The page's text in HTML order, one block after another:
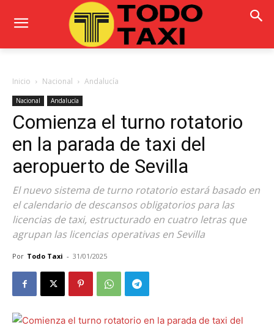
Inicio Nacional Andalucía
Nacional Andalucía
Comienza el turno rotatorio
en la parada de taxi del
aeropuerto de Sevilla
El nuevo sistema de turno rotatorio estará basado en
el calendario de descansos obligatorios para las
licencias de taxi, estructurado en cuatro letras que
agrupan las licencias operativas en Sevilla
Por Todo Taxi - 31/01/2025